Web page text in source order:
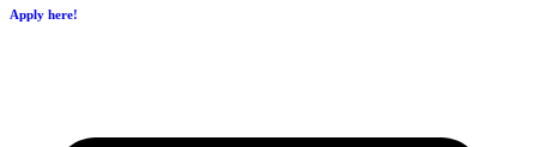
Apply here!